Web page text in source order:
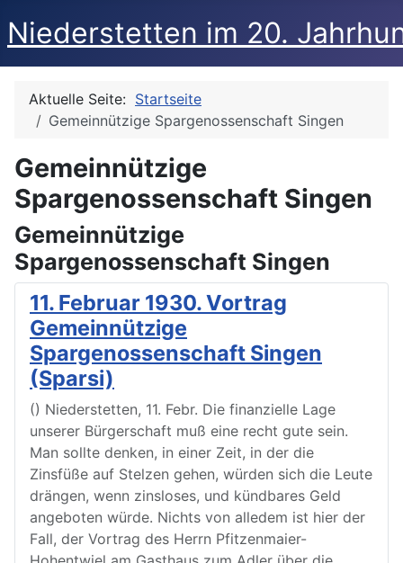
Niederstetten im 20.
Aktuelle Seite: Startseite
Gemeinnützige Spargenossenschaft Singen
Gemeinnützige
Spargenossenschaft Singen
Gemeinnützige
Spargenossenschaft Singen
11. Februar 1930. Vortrag
Gemeinnützige
Spargenossenschaft Singen
(Sparsi)
() Niederstetten, 11. Febr. Die finanzielle Lage
unserer Bürgerschaft muß eine recht gute sein.
Man sollte denken, in einer Zeit, in der die
Zinsfüße auf Stelzen gehen, würden sich die Leute
drängen, wenn zinsloses, und kündbares Geld
angeboten würde. Nichts von alledem ist hier der
Fall, der Vortrag des Herrn Pfitzenmaier-